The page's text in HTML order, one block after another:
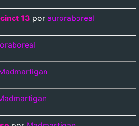
13 por auroraboreal